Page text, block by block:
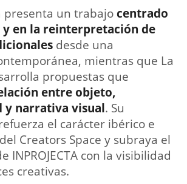
presenta un trabajocentrado
y en la reinterpretación de
desde una
mientras que La
propuestas que
entre objeto,
y narrativa visual. Su
el carácter ibérico e
Creators Space y subraya el
INPROJECTA con la visibilidad
creativas.